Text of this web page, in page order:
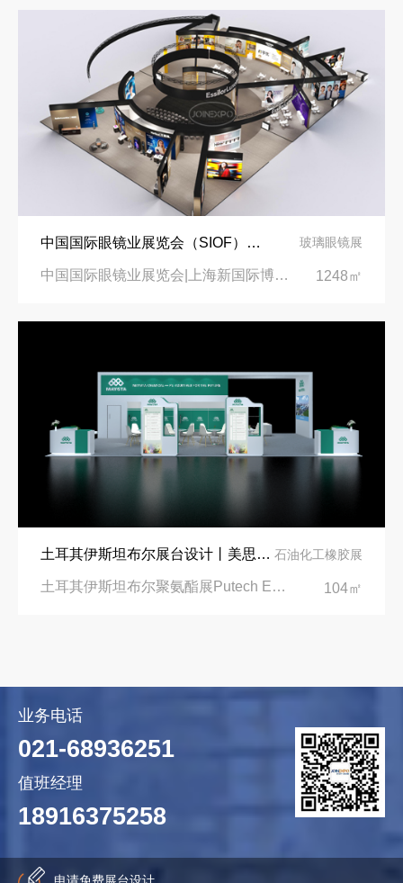
中国国际眼镜业展览会（SIOF）‌展台设计搭建-眼镜业巨头依视路陆逊梯卡 玻璃眼镜展
中国国际眼镜业展览会|上海新国际博览中心‌ 1248㎡
土耳其伊斯坦布尔展台设计丨美思德创新产品，打造聚氨酯行业标杆 石油化工橡胶展
土耳其伊斯坦布尔聚氨酯展Putech Eurasia|土耳其国际会展中心 104㎡
业务电话
021-68936251
值班经理
18916375258